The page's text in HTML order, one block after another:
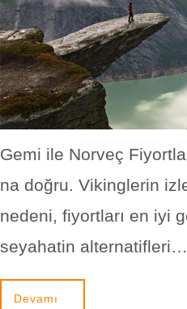
Gemi ile Norveç
na doğru. Vikinglerin
nedeni, fiyortları en iyi
seyahatin alternatifleri…
Devamı